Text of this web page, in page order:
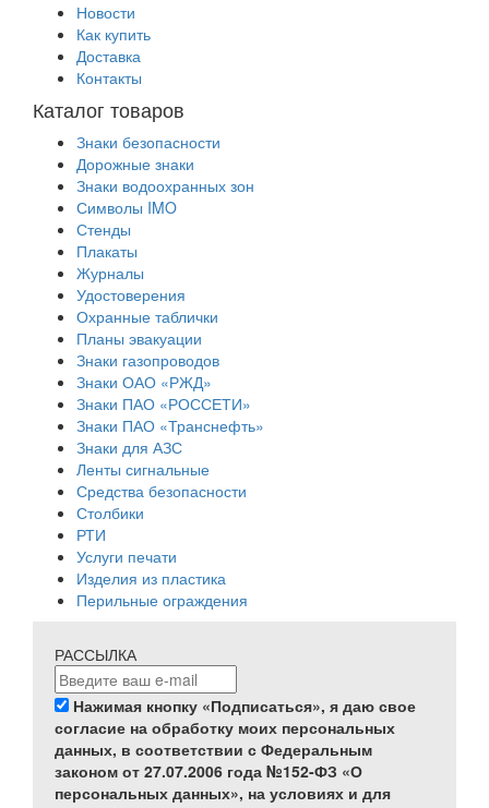
Новости
Как купить
Доставка
Контакты
Каталог товаров
Знаки безопасности
Дорожные знаки
Знаки водоохранных зон
Символы IMO
Стенды
Плакаты
Журналы
Удостоверения
Охранные таблички
Планы эвакуации
Знаки газопроводов
Знаки ОАО «РЖД»
Знаки ПАО «РОССЕТИ»
Знаки ПАО «Транснефть»
Знаки для АЗС
Ленты сигнальные
Средства безопасности
Столбики
РТИ
Услуги печати
Изделия из пластика
Перильные ограждения
РАССЫЛКА
Нажимая кнопку «Подписаться», я даю свое
согласие на обработку моих персональных
данных, в соответствии с Федеральным
законом от 27.07.2006 года №152-ФЗ «О
персональных данных», на условиях и для